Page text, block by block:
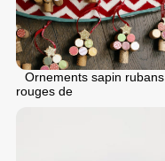
Ornements sapin rubans
rouges de